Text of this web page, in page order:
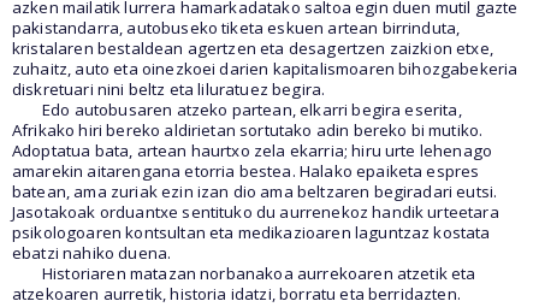
azken mailatik lurrera hamarkadatako saltoa egin duen mutil gazte
pakistandarra, autobuseko tiketa eskuen artean birrinduta,
kristalaren bestaldean agertzen eta desagertzen zaizkion etxe,
zuhaitz, auto eta oinezkoei darien kapitalismoaren bihozgabekeria
diskretuari nini beltz eta liluratuez begira.
Edo autobusaren atzeko partean, elkarri begira eserita,
Afrikako hiri bereko aldirietan sortutako adin bereko bi mutiko.
Adoptatua bata, artean haurtxo zela ekarria; hiru urte lehenago
amarekin aitarengana etorria bestea. Halako epaiketa espres
batean, ama zuriak ezin izan dio ama beltzaren begiradari eutsi.
Jasotakoak orduantxe sentituko du aurrenekoz handik urteetara
psikologoaren kontsultan eta medikazioaren laguntzaz kostata
ebatzi nahiko duena.
Historiaren matazan norbanakoa aurrekoaren atzetik eta
atzekoaren aurretik, historia idatzi, borratu eta berridazten.